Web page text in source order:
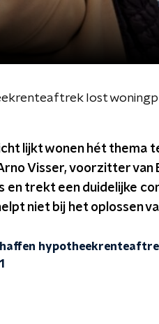
lost
lijkt wonen hét thema
Visser, voorzitter
en trekt een duidelijke
niet bij het oplossen